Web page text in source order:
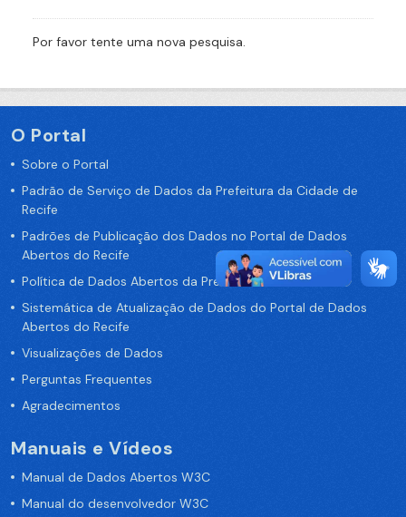
Por favor tente uma nova pesquisa.
O Portal
Sobre o Portal
Padrão de Serviço de Dados da Prefeitura da Cidade de
Recife
Padrões de Publicação dos Dados no Portal de Dados
Abertos do Recife
Política de Dados Abertos da Prefeitura do Recife
Sistemática de Atualização de Dados do Portal de Dados
Abertos do Recife
Visualizações de Dados
Perguntas Frequentes
Agradecimentos
Manuais e Vídeos
Manual de Dados Abertos W3C
Manual do desenvolvedor W3C